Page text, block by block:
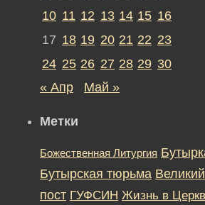
10 11 12 13 14 15 16
17 18 19 20 21 22 23
24 25 26 27 28 29 30
« Апр
Май »
Метки
Божественная Литургия
Бутырская тюрьма Великий
пост ГУФСИН Жизнь в